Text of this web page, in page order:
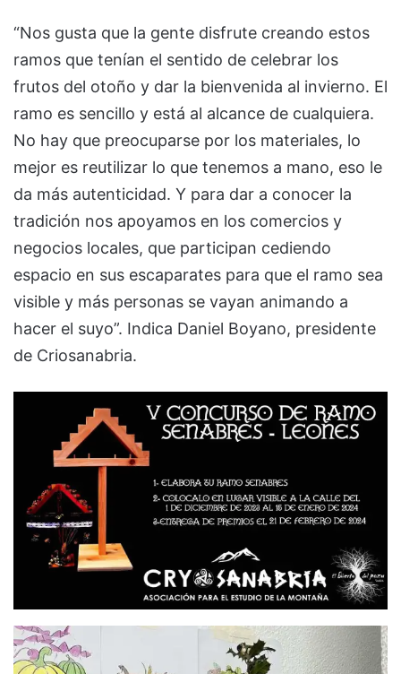
“Nos gusta que la gente disfrute creando estos
ramos que tenían el sentido de celebrar los
frutos del otoño y dar la bienvenida al invierno. El
ramo es sencillo y está al alcance de cualquiera.
No hay que preocuparse por los materiales, lo
mejor es reutilizar lo que tenemos a mano, eso le
da más autenticidad. Y para dar a conocer la
tradición nos apoyamos en los comercios y
negocios locales, que participan cediendo
espacio en sus escaparates para que el ramo sea
visible y más personas se vayan animando a
hacer el suyo”. Indica Daniel Boyano, presidente
de Criosanabria.